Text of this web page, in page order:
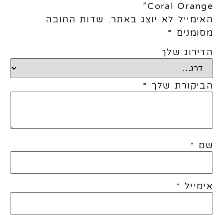
Coral Orange”
האימייל לא יוצג באתר. שדות החובה
מסומנים *
הדירוג שלך
הביקורת שלך *
שם *
אימייל *